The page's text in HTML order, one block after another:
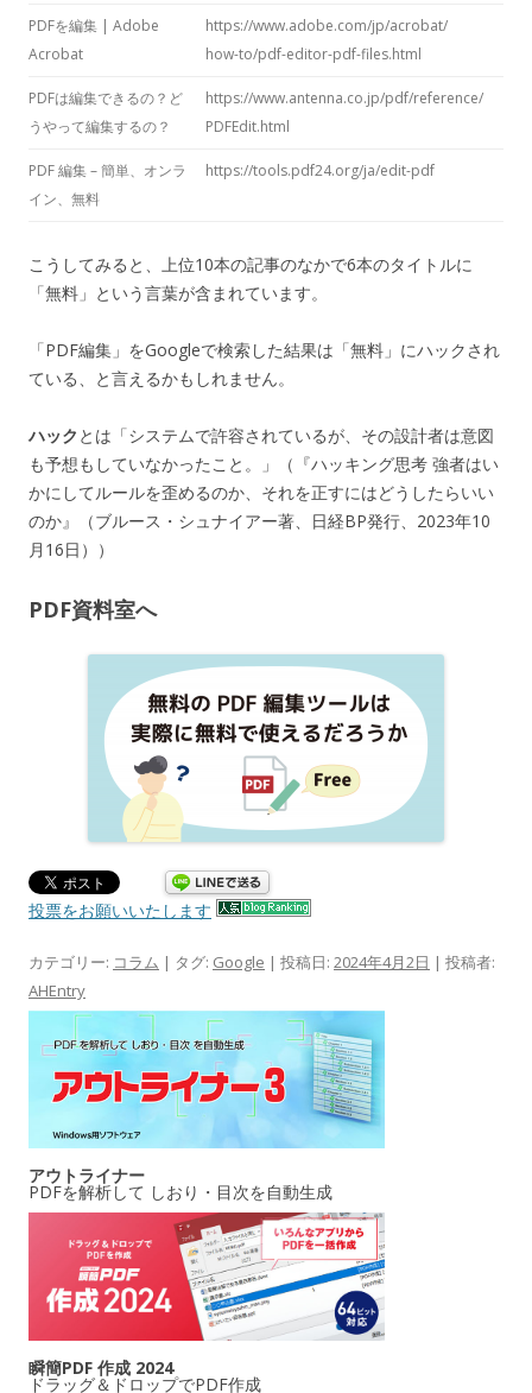
PDFを編集 | Adobe
Acrobat
https://www.adobe.com/jp/acrobat/
how-to/pdf-editor-pdf-files.html
PDFは編集できるの？ど
うやって編集するの？
https://www.antenna.co.jp/pdf/reference/
PDFEdit.html
PDF 編集 – 簡単、オンラ
イン、無料
https://tools.pdf24.org/ja/edit-pdf
こうしてみると、上位10本の記事のなかで6本のタイトルに
「無料」という言葉が含まれています。
「PDF編集」をGoogleで検索した結果は「無料」にハックされ
ている、と言えるかもしれません。
ハック とは「システムで許容されているが、その設計者は意図
も予想もしていなかったこと。」（『ハッキング思考 強者はい
かにしてルールを歪めるのか、それを正すにはどうしたらいい
のか』（ブルース・シュナイアー著、日経BP発行、2023年10
月16日））
PDF資料室へ
投票をお願いいたします
カテゴリー: コラム | タグ: Google | 投稿日: 2024年4月2日 | 投稿者:
AHEntry
アウトライナー
PDFを解析して しおり・目次を自動生成
瞬簡PDF 作成 2024
ドラッグ＆ドロップでPDF作成